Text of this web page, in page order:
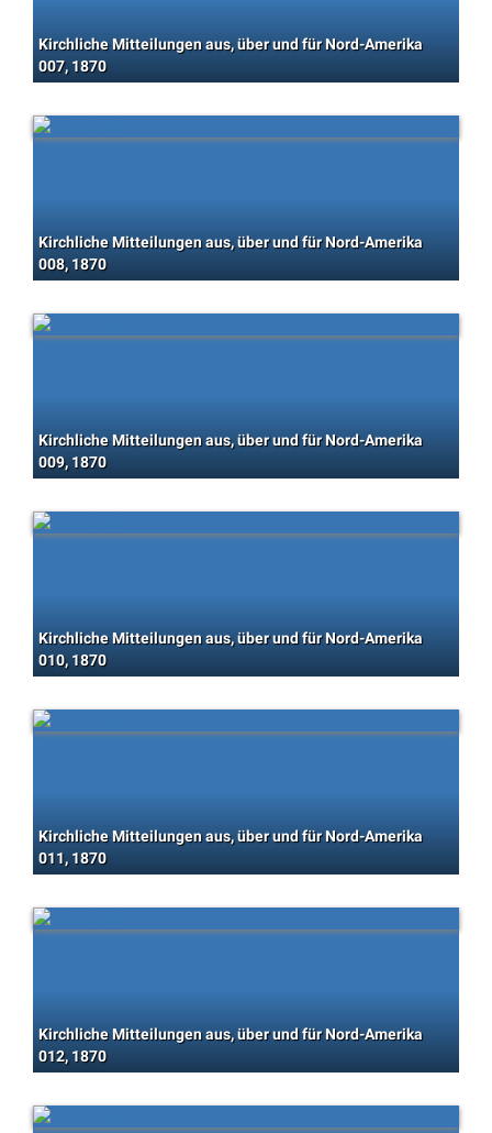
Kirchliche Mitteilungen aus, über und für Nord-Amerika
007, 1870
Kirchliche Mitteilungen aus, über und für Nord-Amerika
008, 1870
Kirchliche Mitteilungen aus, über und für Nord-Amerika
009, 1870
Kirchliche Mitteilungen aus, über und für Nord-Amerika
010, 1870
Kirchliche Mitteilungen aus, über und für Nord-Amerika
011, 1870
Kirchliche Mitteilungen aus, über und für Nord-Amerika
012, 1870